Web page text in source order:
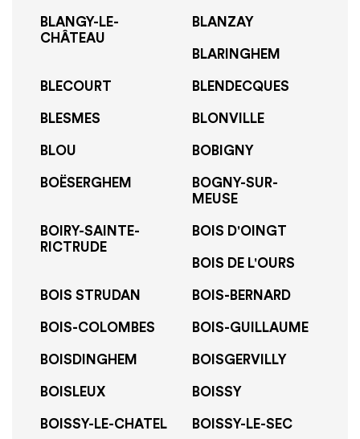
BLANGY-LE-
CHÂTEAU
BLANZAY
BLARINGHEM
BLECOURT BLENDECQUES
BLESMES BLONVILLE
BLOU BOBIGNY
BOËSERGHEM
BOGNY-SUR-
MEUSE
BOIRY-SAINTE-
RICTRUDE
BOIS D'OINGT
BOIS DE L'OURS
BOIS STRUDAN BOIS-BERNARD
BOIS-COLOMBES BOIS-GUILLAUME
BOISDINGHEM BOISGERVILLY
BOISLEUX BOISSY
BOISSY-LE-CHATEL BOISSY-LE-SEC